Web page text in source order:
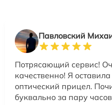
Павловский
Потрясающий сервис!
качественно! Я
оптический прицел.
буквально за пару